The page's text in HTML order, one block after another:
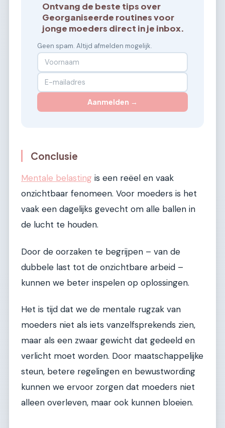
Ontvang de beste tips over
Georganiseerde routines voor
jonge moeders direct in je inbox.
Geen spam. Altijd afmelden mogelijk.
Aanmelden →
Conclusie
Mentale belasting is een reëel en vaak
onzichtbaar fenomeen. Voor moeders is het
vaak een dagelijks gevecht om alle ballen in
de lucht te houden.
Door de oorzaken te begrijpen – van de
dubbele last tot de onzichtbare arbeid –
kunnen we beter inspelen op oplossingen.
Het is tijd dat we de mentale rugzak van
moeders niet als iets vanzelfsprekends zien,
maar als een zwaar gewicht dat gedeeld en
verlicht moet worden. Door maatschappelijke
steun, betere regelingen en bewustwording
kunnen we ervoor zorgen dat moeders niet
alleen overleven, maar ook kunnen bloeien.